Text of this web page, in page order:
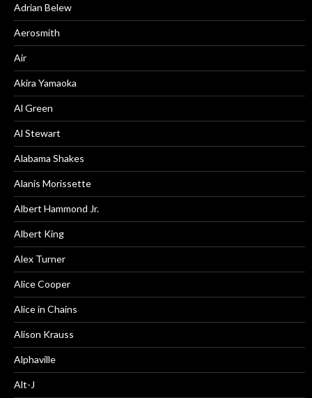
Adrian Belew
Aerosmith
Air
Akira Yamaoka
Al Green
Al Stewart
Alabama Shakes
Alanis Morissette
Albert Hammond Jr.
Albert King
Alex Turner
Alice Cooper
Alice in Chains
Alison Krauss
Alphaville
Alt-J